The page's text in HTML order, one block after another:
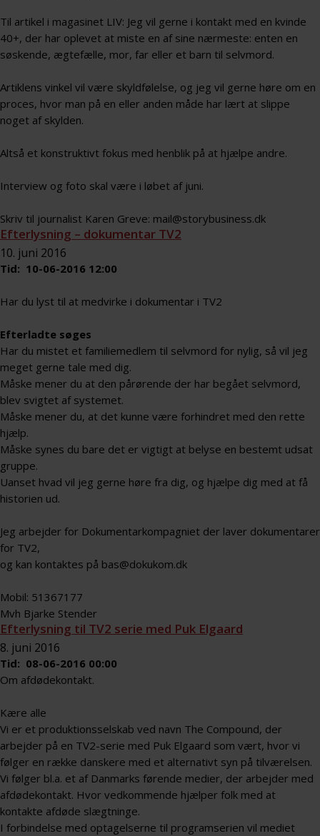
Til artikel i magasinet LIV: Jeg vil gerne i kontakt med en kvinde
40+, der har oplevet at miste en af sine nærmeste: enten en
søskende, ægtefælle, mor, far eller et barn til selvmord.
Artiklens vinkel vil være skyldfølelse, og jeg vil gerne høre om en
proces, hvor man på en eller anden måde har lært at slippe
noget af skylden.
Altså et konstruktivt fokus med henblik på at hjælpe andre.
Interview og foto skal være i løbet af juni.
Skriv til journalist Karen Greve: mail@storybusiness.dk
Efterlysning – dokumentar TV2
10. juni 2016
Tid: 10-06-2016 12:00
Har du lyst til at medvirke i dokumentar i TV2
Efterladte søges
Har du mistet et familiemedlem til selvmord for nylig, så vil jeg
meget gerne tale med dig.
Måske mener du at den pårørende der har begået selvmord,
blev svigtet af systemet.
Måske mener du, at det kunne være forhindret med den rette
hjælp.
Måske synes du bare det er vigtigt at belyse en bestemt udsat
gruppe.
Uanset hvad vil jeg gerne høre fra dig, og hjælpe dig med at få
historien ud.
Jeg arbejder for Dokumentarkompagniet der laver dokumentarer
for TV2,
og kan kontaktes på bas@dokukom.dk
Mobil: 51367177
Mvh Bjarke Stender
Efterlysning til TV2 serie med Puk Elgaard
8. juni 2016
Tid: 08-06-2016 00:00
Om afdødekontakt.
Kære alle
Vi er et produktionsselskab ved navn The Compound, der
arbejder på en TV2-serie med Puk Elgaard som vært, hvor vi
følger en række danskere med et alternativt syn på tilværelsen.
Vi følger bl.a. et af Danmarks førende medier, der arbejder med
afdødekontakt. Hvor vedkommende hjælper folk med at
kontakte afdøde slægtninge.
I forbindelse med optagelserne til programserien vil mediet